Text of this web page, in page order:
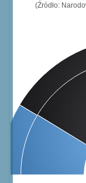
(Źródło: